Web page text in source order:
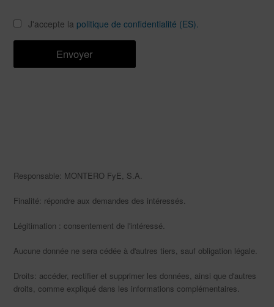
J'accepte la politique de confidentialité (ES).
Responsable: MONTERO FyE, S.A.
Finalité: répondre aux demandes des intéressés.
Légitimation : consentement de l'intéressé.
Aucune donnée ne sera cédée à d'autres tiers, sauf obligation légale.
Droits: accéder, rectifier et supprimer les données, ainsi que d'autres
droits, comme expliqué dans les informations complémentaires.